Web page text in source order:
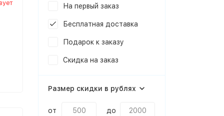
На первый заказ
Бесплатная доставка
Подарок к заказу
Скидка на заказ
Размер скидки в рублях
от до